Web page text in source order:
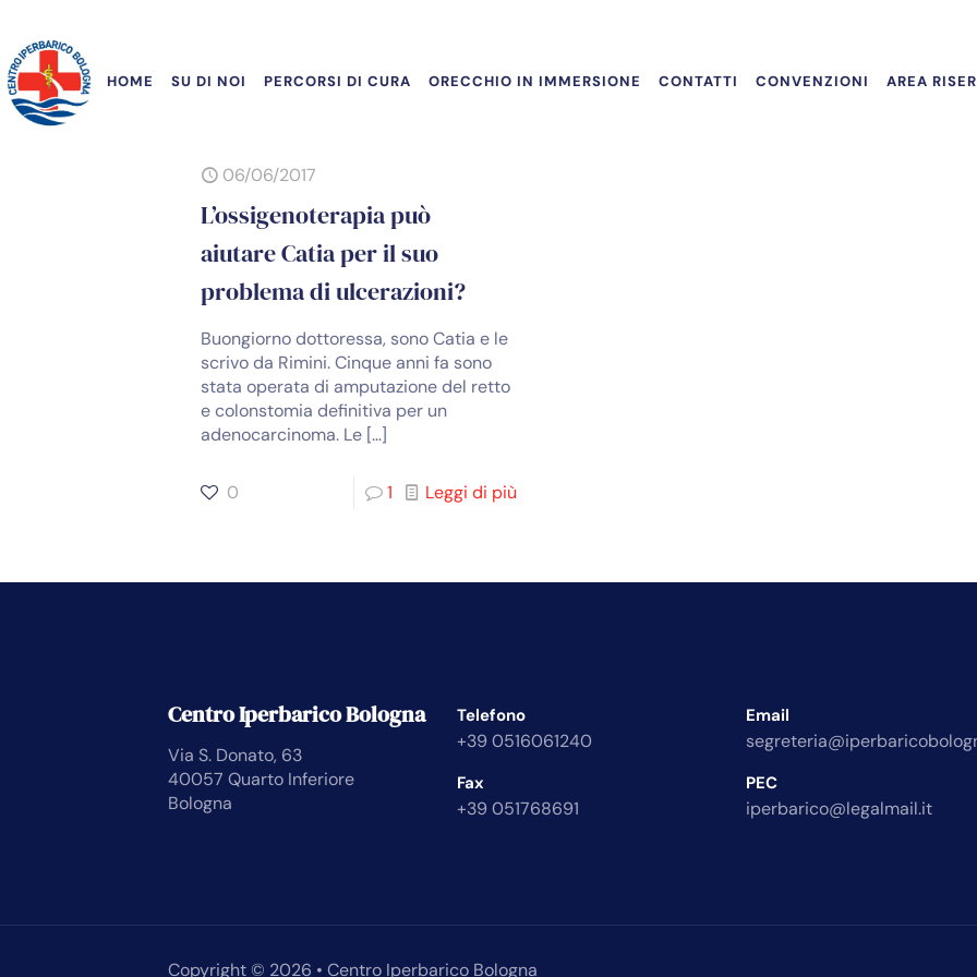
HOME SU DI NOI PERCORSI DI CURA ORECCHIO IN IMMERSIONE CONTATTI CONVENZIONI AREA
06/06/2017
L’ossigenoterapia può
aiutare Catia per il suo
problema di ulcerazioni?
Buongiorno dottoressa, sono Catia e le
scrivo da Rimini. Cinque anni fa sono
stata operata di amputazione del retto
e colonstomia definitiva per un
adenocarcinoma. Le […]
0 1 Leggi di più
Centro Iperbarico Bologna
Via S. Donato, 63
40057 Quarto Inferiore
Bologna
Telefono
+39 0516061240
Fax
+39 051768691
Email
PEC
iperbarico@legalmail.it
Copyright © 2026 • Centro Iperbarico Bologna